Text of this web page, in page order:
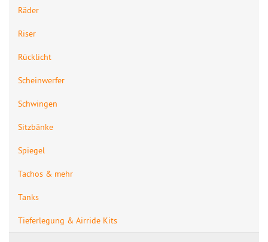
Räder
Riser
Rücklicht
Scheinwerfer
Schwingen
Sitzbänke
Spiegel
Tachos & mehr
Tanks
Tieferlegung & Airride Kits